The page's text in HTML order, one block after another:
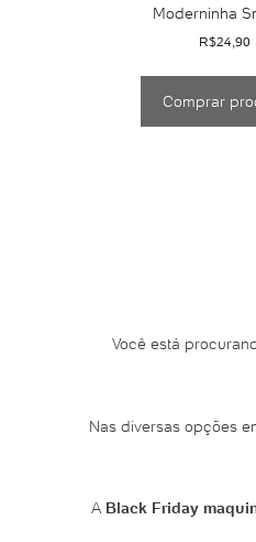
Moderninha
R$24,90
Comprar
Você está
Nas diversas opções
A Black Friday